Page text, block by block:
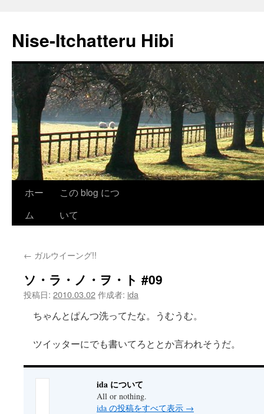
Nise-Itchatteru Hibi
ン
ツ
へ
ッ
ホー
ム
この blog につ
いて
← ガルウイーング!!
ソ・ラ・ノ・ヲ・ト #09
投稿日: 2010.03.02作成者: ida
ちゃんとぱんつ洗ってたな。うむうむ。
ツイッターにでも書いてろととか言われそうだ。
ida について
All or nothing.
ida の投稿をすべて表示 →